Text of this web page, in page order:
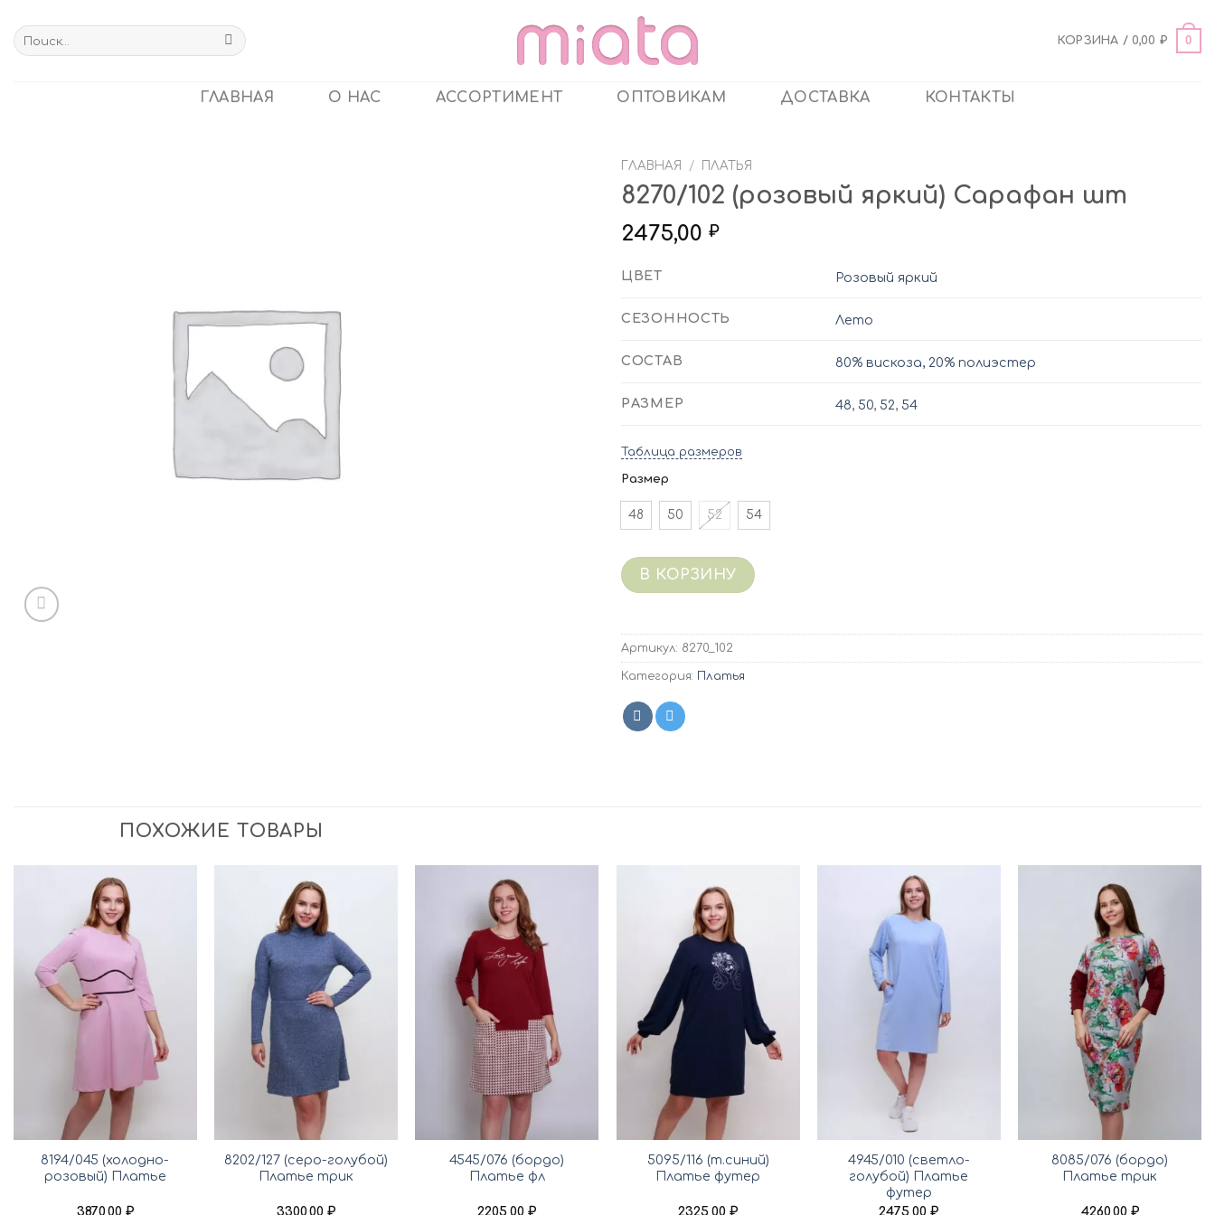
content
Искать:
КОРЗИНА /0,00 ₽ 0
ГЛАВНАЯ О НАС АССОРТИМЕНТ ОПТОВИКАМ ДОСТАВКА КОНТАКТЫ
ГЛАВНАЯ / ПЛАТЬЯ
8270/102 (розовый яркий) Сарафан шт
2475,00 ₽
ЦВЕТ Розовый яркий
СЕЗОННОСТЬ Лето
СОСТАВ 80% вискоза, 20% полиэстер
РАЗМЕР 48, 50, 52, 54
Таблица размеров
Размер
48 50 52 54
В КОРЗИНУ
Артикул: 8270_102
Категория: Платья
ПОХОЖИЕ ТОВАРЫ
8194/045 (холодно-
розовый) Платье
3870,00 ₽
8202/127 (серо-голубой)
Платье трик
3300,00 ₽
4545/076 (бордо)
Платье фл
2205,00₽
5095/116 (т.синий)
Платье футер
2325,00₽
4945/010 (светло-
голубой) Платье
футер
2475,00₽
8085/076 (бордо)
Платье трик
4260,00 ₽